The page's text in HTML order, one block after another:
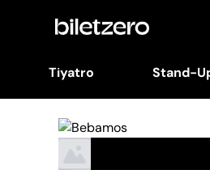
Tiyatro Stand-